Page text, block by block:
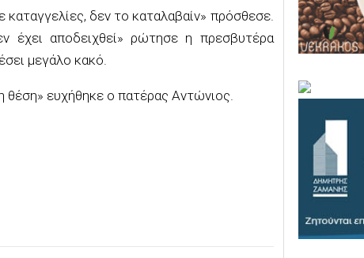
καταγγελίες, δεν το καταλαβαίν» πρόσθεσε.
έχει αποδειχθεί» ρώτησε η πρεσβυτέρα
μεγάλο κακό.
ευχήθηκε ο πατέρας Αντώνιος.